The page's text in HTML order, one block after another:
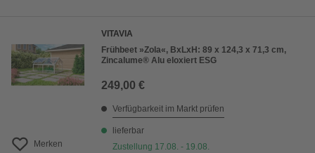
Merken
VITAVIA
Frühbeet »Zola«, BxLxH: 89 x 124,3 x 71,3 cm,
Zincalume® Alu eloxiert ESG
249,00 €
Verfügbarkeit im Markt prüfen
lieferbar
Zustellung 17.08. - 19.08.